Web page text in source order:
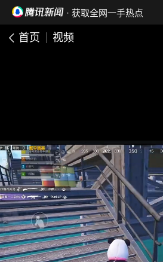
· 获取全网一手热点
首页 视频